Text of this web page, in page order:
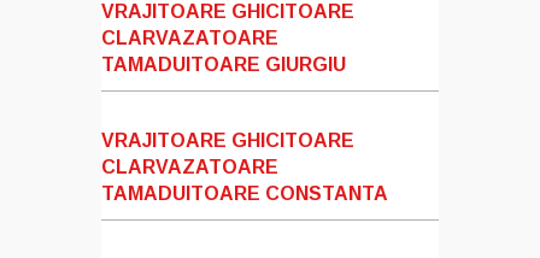
VRAJITOARE GHICITOARE
CLARVAZATOARE
TAMADUITOARE GIURGIU
VRAJITOARE GHICITOARE
CLARVAZATOARE
TAMADUITOARE CONSTANTA